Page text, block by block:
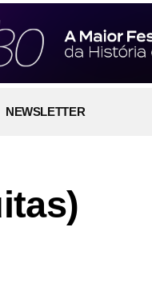
NEWSLETTER